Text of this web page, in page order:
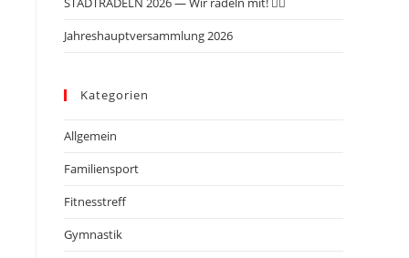
Jahreshauptversammlung 2026
Kategorien
Allgemein
Familiensport
Fitnesstreff
Gymnastik